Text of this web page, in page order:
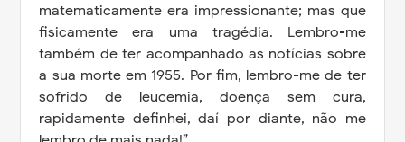
matematicamente era impressionante; mas que
fisicamente era uma tragédia. Lembro-me
também de ter acompanhado as notícias sobre
a sua morte em 1955. Por fim, lembro-me de ter
sofrido de leucemia, doença sem cura,
rapidamente definhei, daí por diante, não me